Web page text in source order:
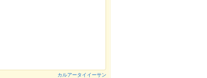
カルアータイイーサン